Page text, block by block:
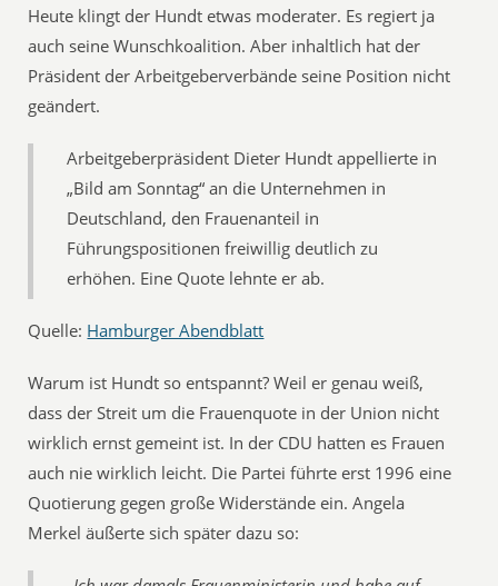
Heute klingt der Hundt etwas moderater. Es regiert ja
auch seine Wunschkoalition. Aber inhaltlich hat der
Präsident der Arbeitgeberverbände seine Position nicht
geändert.
Arbeitgeberpräsident Dieter Hundt appellierte in
„Bild am Sonntag“ an die Unternehmen in
Deutschland, den Frauenanteil in
Führungspositionen freiwillig deutlich zu
erhöhen. Eine Quote lehnte er ab.
Quelle: Hamburger Abendblatt
Warum ist Hundt so entspannt? Weil er genau weiß,
dass der Streit um die Frauenquote in der Union nicht
wirklich ernst gemeint ist. In der CDU hatten es Frauen
auch nie wirklich leicht. Die Partei führte erst 1996 eine
Quotierung gegen große Widerstände ein. Angela
Merkel äußerte sich später dazu so: